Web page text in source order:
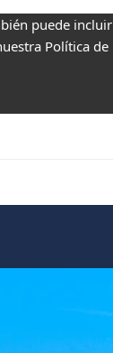
puede incluir
Política de